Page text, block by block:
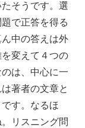
そうです。選
で正答を得る
中の答えは外
変えて４つの
は、中心に一
著者の文章と
す。なるほ
リスニング問